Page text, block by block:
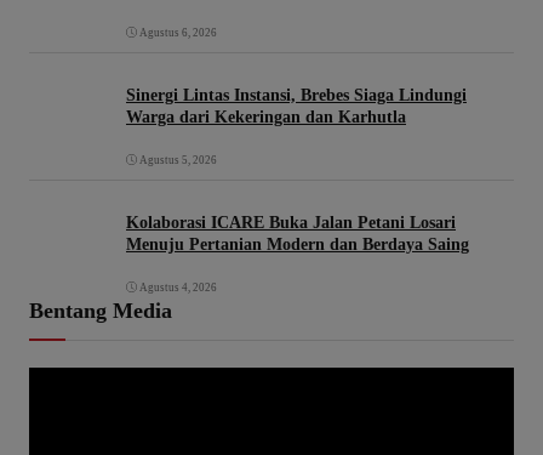
Agustus 6, 2026
Sinergi Lintas Instansi, Brebes Siaga Lindungi
Warga dari Kekeringan dan Karhutla
Agustus 5, 2026
Kolaborasi ICARE Buka Jalan Petani Losari
Menuju Pertanian Modern dan Berdaya Saing
Agustus 4, 2026
Bentang Media